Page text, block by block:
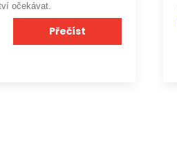
očekávat.
Přečíst